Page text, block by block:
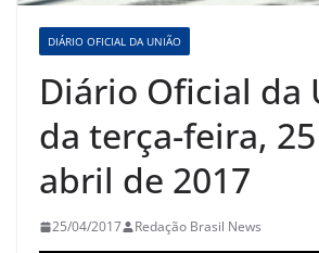
DIÁRIO OFICIAL DA UNIÃO
Diário Oficial da
da terça-feira,
abril de 2017
25/04/2017 Redação Brasil News